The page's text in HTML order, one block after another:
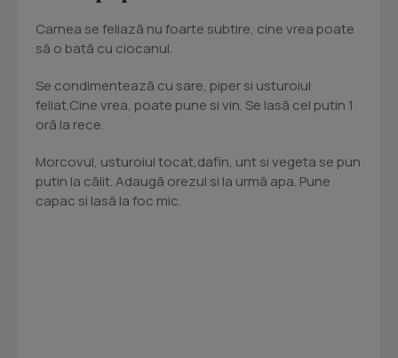
Carnea se feliazã nu foarte subtire, cine vrea poate
sã o batã cu ciocanul.
Se condimenteazã cu sare, piper si usturoiul
feliat.Cine vrea, poate pune si vin. Se lasã cel putin 1
orã la rece.
Morcovul, usturoiul tocat,dafin, unt si vegeta se pun
putin la cãlit. Adaugã orezul si la urmã apa. Pune
capac si lasã la foc mic.